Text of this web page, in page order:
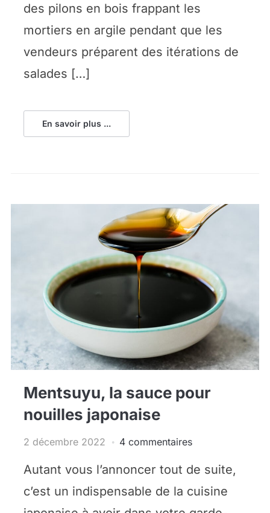
des pilons en bois frappant les
mortiers en argile pendant que les
vendeurs préparent des itérations de
salades […]
En savoir plus ...
Mentsuyu, la sauce pour
nouilles japonaise
2 décembre 2022 4 commentaires
Autant vous l’annoncer tout de suite,
c’est un indispensable de la cuisine